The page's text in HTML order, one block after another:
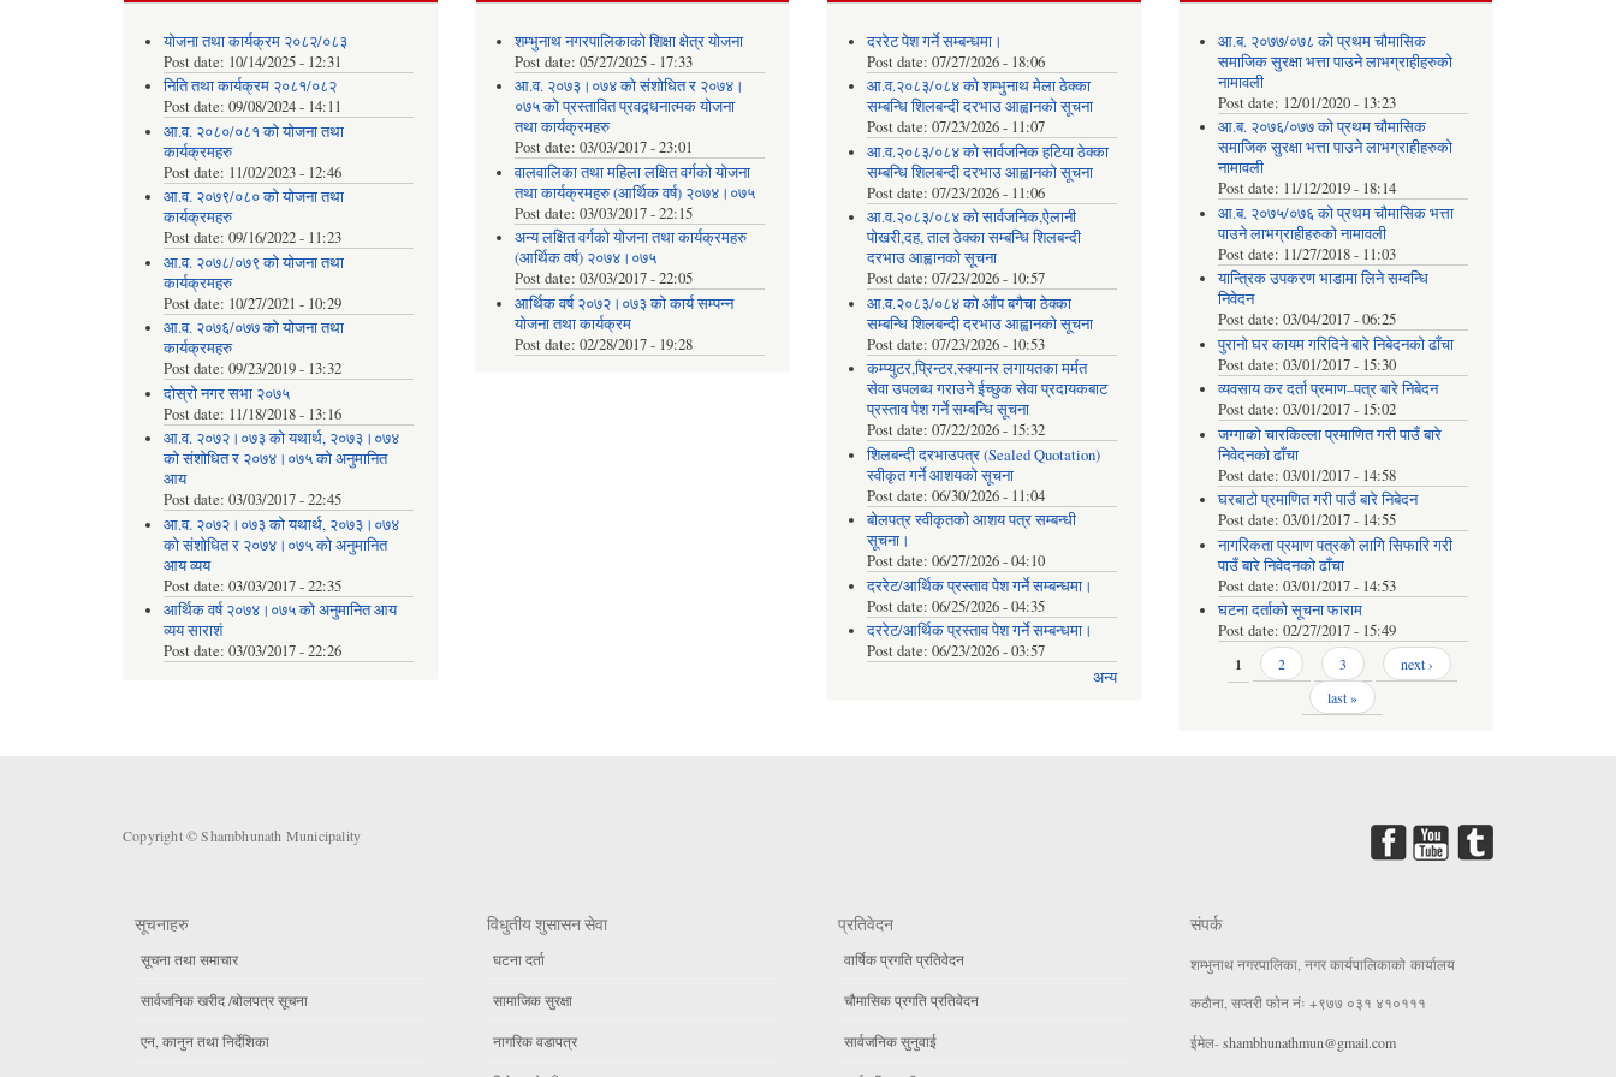
योजना तथा कार्यक्रम २०८२/०८३
Post date: 10/14/2025 - 12:31
निति तथा कार्यक्रम २०८१/०८२
Post date: 09/08/2024 - 14:11
आ.व. २०८०/०८१ को योजना तथा
कार्यक्रमहरु
Post date: 11/02/2023 - 12:46
आ.व. २०७९/०८० को योजना तथा
कार्यक्रमहरु
Post date: 09/16/2022 - 11:23
आ.व. २०७८/०७९ को योजना तथा
कार्यक्रमहरु
Post date: 10/27/2021 - 10:29
आ.व. २०७६/०७७ को योजना तथा
कार्यक्रमहरु
Post date: 09/23/2019 - 13:32
दोस्रो नगर सभा २०७५
Post date: 11/18/2018 - 13:16
आ.व. २०७२।०७३ को यथार्थ, २०७३।०७४
को संशोधित र २०७४।०७५ को अनुमानित
आय
Post date: 03/03/2017 - 22:45
आ.व. २०७२।०७३ को यथार्थ, २०७३।०७४
को संशोधित र २०७४।०७५ को अनुमानित
आय व्यय
Post date: 03/03/2017 - 22:35
आर्थिक वर्ष २०७४।०७५ को अनुमानित आय
व्यय साराशं
Post date: 03/03/2017 - 22:26
शम्भुनाथ नगरपालिकाको शिक्षा क्षेत्र योजना
Post date:05/27/2025 - 17:33
आ.व. २०७३।०७४ को संशोधित र २०७४।
०७५ को प्रस्तावित प्रवद्र्धनात्मक योजना
तथा कार्यक्रमहरु
Post date:03/03/2017 - 23:01
वालवालिका तथा महिला लक्षित वर्गको योजना
तथा कार्यक्रमहरु (आर्थिक वर्ष) २०७४।०७५
Post date:03/03/2017 - 22:15
अन्य लक्षित वर्गको योजना तथा कार्यक्रमहरु
(आर्थिक वर्ष) २०७४।०७५
Post date:03/03/2017 - 22:05
आर्थिक वर्ष २०७२।०७३ को कार्य सम्पन्न
योजना तथा कार्यक्रम
Post date:02/28/2017 - 19:28
दररेट पेश गर्ने सम्बन्धमा।
Post date: 07/27/2026 - 18:06
आ.व.२०८३/०८४ को शम्भुनाथ मेला ठेक्का
सम्बन्धि शिलबन्दी दरभाउ आह्वानको सूचना
Post date: 07/23/2026 - 11:07
आ.व.२०८३/०८४ को सार्वजनिक हटिया ठेक्का
सम्बन्धि शिलबन्दी दरभाउ आह्वानको सूचना
Post date: 07/23/2026 - 11:06
आ.व.२०८३/०८४ को सार्वजनिक,ऐलानी
पोखरी,दह, ताल ठेक्का सम्बन्धि शिलबन्दी
दरभाउ आह्वानको सूचना
Post date: 07/23/2026 - 10:57
आ.व.२०८३/०८४ को आँप बगैचा ठेक्का
सम्बन्धि शिलबन्दी दरभाउ आह्वानको सूचना
Post date: 07/23/2026 - 10:53
कम्प्युटर,प्रिन्टर,स्क्यानर लगायतका मर्मत
सेवा उपलब्ध गराउने ईच्छुक सेवा प्रदायकबाट
प्रस्ताव पेश गर्ने सम्बन्धि सूचना
Post date: 07/22/2026 - 15:32
शिलबन्दी दरभाउपत्र (Sealed Quotation)
स्वीकृत गर्ने आशयको सूचना
Post date: 06/30/2026 - 11:04
बोलपत्र स्वीकृतको आशय पत्र सम्बन्धी
सूचना।
Post date: 06/27/2026 - 04:10
दररेट/आर्थिक प्रस्ताव पेश गर्ने सम्बन्धमा।
Post date: 06/25/2026 - 04:35
दररेट/आर्थिक प्रस्ताव पेश गर्ने सम्बन्धमा।
Post date: 06/23/2026 - 03:57
अन्य
आ.ब. २०७७/०७८ को प्रथम चौमासिक
समाजिक सुरक्षा भत्ता पाउने लाभग्राहीहरुको
नामावली
Post date: 12/01/2020 - 13:23
आ.ब. २०७६/०७७ को प्रथम चौमासिक
समाजिक सुरक्षा भत्ता पाउने लाभग्राहीहरुको
नामावली
Post date: 11/12/2019 - 18:14
आ.ब. २०७५/०७६ को प्रथम चौमासिक भत्ता
पाउने लाभग्राहीहरुको नामावली
Post date: 11/27/2018 - 11:03
यान्त्रिक उपकरण भाडामा लिने सम्वन्धि
निवेदन
Post date:03/04/2017 - 06:25
पुरानो घर कायम गरिदिने बारे निबेदनको ढाँचा
Post date:03/01/2017 - 15:30
व्यवसाय कर दर्ता प्रमाण–पत्र बारे निबेदन
Post date:03/01/2017 - 15:02
जग्गाको चारकिल्ला प्रमाणित गरी पाउँ बारे
निवेदनको ढाँचा
Post date:03/01/2017 - 14:58
घरबाटो प्रमाणित गरी पाउँ बारे निबेदन
Post date:03/01/2017 - 14:55
नागरिकता प्रमाण पत्रको लागि सिफारि गरी
पाउँ बारे निवेदनको ढाँचा
Post date:03/01/2017 - 14:53
घटना दर्ताको सूचना फाराम
Post date:02/27/2017 - 15:49
Pages
1 2 3
next ›
last »
Copyright © Shambhunath Municipality
सूचनाहरु
सूचना तथा समाचार
सार्वजनिक खरीद /बोलपत्र सूचना
एन, कानुन तथा निर्देशिका
विधुतीय शुसासन सेवा
घटना दर्ता
सामाजिक सुरक्षा
नागरिक वडापत्र
प्रतिवेदन
वार्षिक प्रगति प्रतिवेदन
चौमासिक प्रगति प्रतिवेदन
सार्वजनिक सुनुवाई
संपर्क
शम्भुनाथ नगरपालिका, नगर कार्यपालिकाको कार्यालय
कठाैना, सप्तरी फाेन नंः +९७७ ०३१ ४१०१११
ईमेल-shambhunathmun@gmail.com